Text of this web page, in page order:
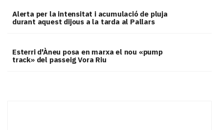
Alerta per la intensitat i acumulació de pluja
durant aquest dijous a la tarda al Pallars
Esterri d'Àneu posa en marxa el nou «pump
track» del passeig Vora Riu